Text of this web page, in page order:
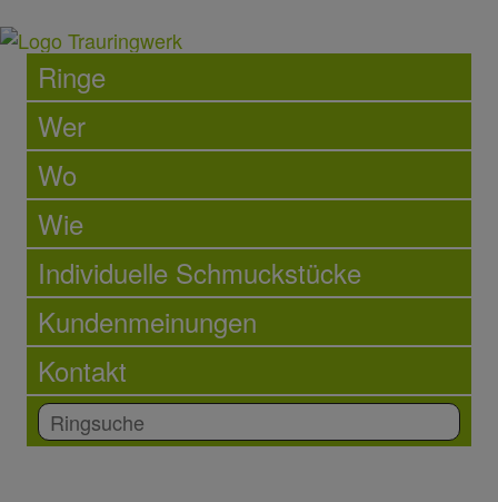
Ringe
Wer
Wo
Wie
Individuelle Schmuckstücke
Kundenmeinungen
Kontakt